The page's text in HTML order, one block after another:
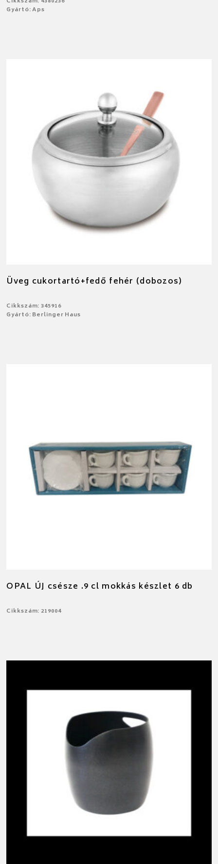
Gyártó: Aps
Üveg cukortartó+fedő fehér (dobozos)
Cikkszám: 345916
Gyártó: Berlinger Haus
OPAL ÚJ csésze .9 cl mokkás készlet 6 db
Cikkszám: 219004